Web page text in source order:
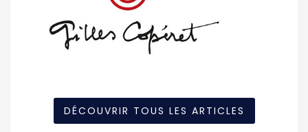
DÉCOUVRIR TOUS LES ARTICLES